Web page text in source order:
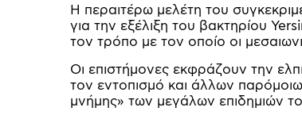
Η περαιτέρω μελέτη του
για την εξέλιξη του βακτηρίου
τον τρόπο με τον οποίο οι
Οι επιστήμονες εκφράζουν την
τον εντοπισμό και άλλων
μνήμης» των μεγάλων επιδημιών